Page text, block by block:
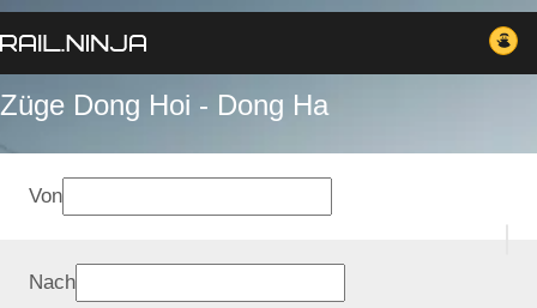
Züge Dong Hoi - Dong Ha
Von
Nach